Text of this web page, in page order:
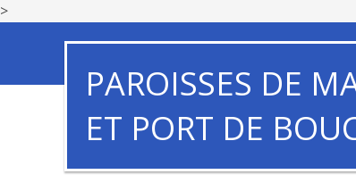
>
PAROISSES DE
ET PORT DE